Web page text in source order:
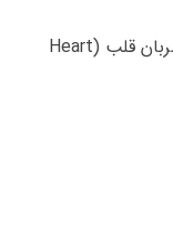
سنجش اکسیژن خون (SPO2), شمارنده ضربان قلب (Heart